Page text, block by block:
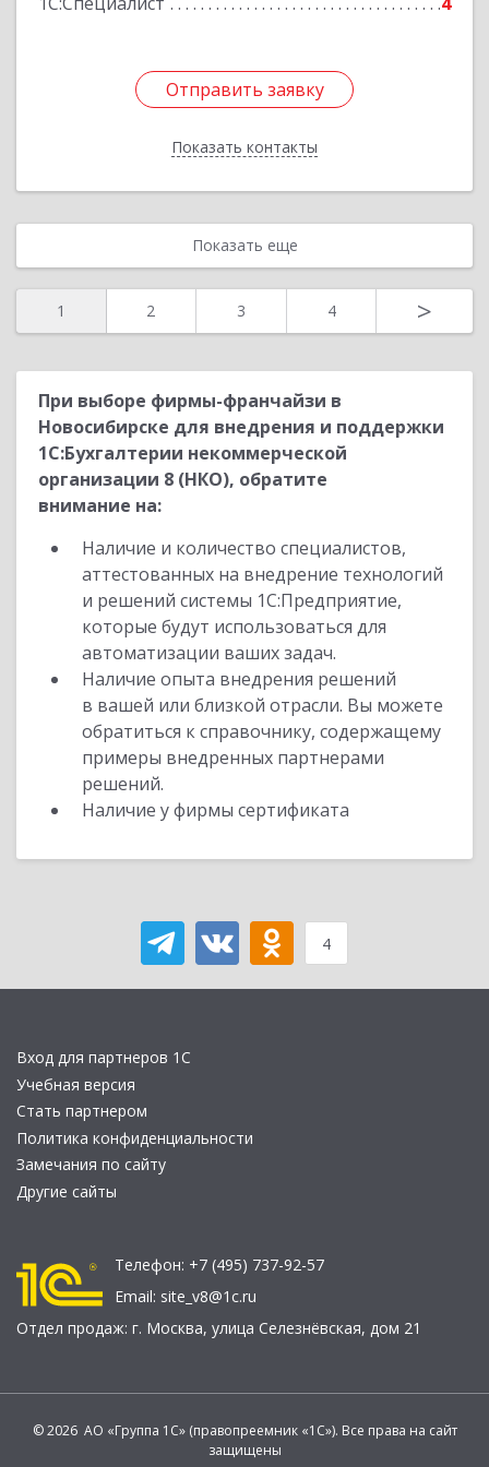
Отправить заявку
Показать контакты
Отправить заявку
Назад
Показать еще
1 2 3 4 >
При выборе фирмы-франчайзи в
Новосибирске для внедрения и поддержки
1С:Бухгалтерии некоммерческой
организации 8 (НКО), обратите
внимание на:
Наличие и количество специалистов,
аттестованных на внедрение технологий
и решений системы 1С:Предприятие,
которые будут использоваться для
автоматизации ваших задач.
Наличие опыта внедрения решений
в вашей или близкой отрасли. Вы можете
обратиться к справочнику, содержащему
примеры внедренных партнерами
решений.
Наличие у фирмы сертификата
4
Вход для партнеров 1С
Учебная версия
Стать партнером
Политика конфиденциальности
Замечания по сайту
Другие сайты
Телефон: +7 (495) 737-92-57
Email: site_v8@1c.ru
Отдел продаж: г. Москва, улица Селезнёвская, дом 21
© 2026 АО «Группа 1С» (правопреемник «1С»). Все права на сайт
защищены